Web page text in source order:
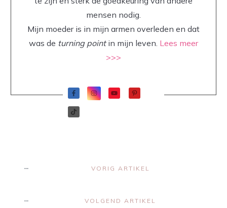
mensen nodig.
Mijn moeder is in mijn armen overleden en dat
was de turning pointin mijn leven. Lees meer
>>>
VORIG ARTIKEL
VOLGEND ARTIKEL